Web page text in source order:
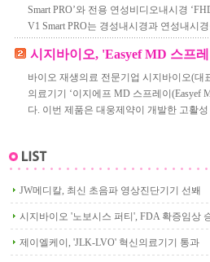
Smart PRO’와 전용 연성비디오내시경
V1 Smart PRO는 경성내시경과 연성내시
시지바이오, 'Easyef MD 스프
바이오 재생의료 전문기업 시지바이오(대
의료기기 ‘이지에프 MD 스프레이(Easyef
다. 이번 제품은 대웅제약이 개발한 고활
JW메디칼, 최신 초음파 영상진단기기 선봬
시지바이오 '노보시스 퍼티', FDA 확증임상
제이엘케이, 'JLK-LVO' 혁신의료기기 통과